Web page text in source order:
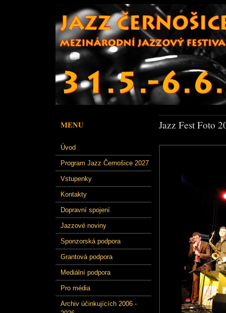
MENU
Úvod
Program Jazz Černošice 2027
Vstupenky
Kontakty
Dopravní spojení
Jazzové noviny
Sponzorská podpora
Grantová podpora
Mediální podpora
Pro média
Archiv účinkujících 2006 -
Jazz Fest Foto